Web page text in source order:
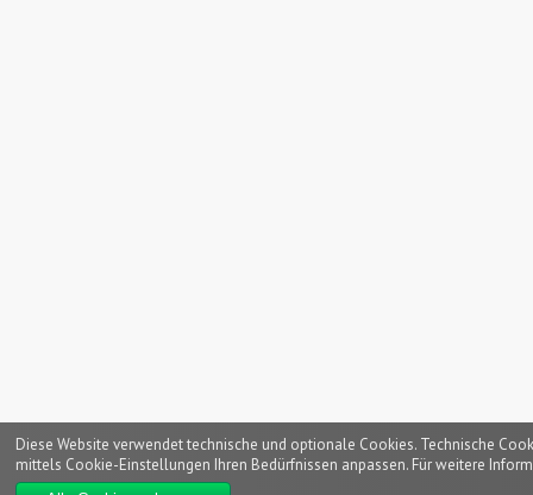
Diese Website verwendet technische und optionale Cookies. Technische
mittels Cookie-Einstellungen Ihren Bedürfnissen anpassen. Für weitere